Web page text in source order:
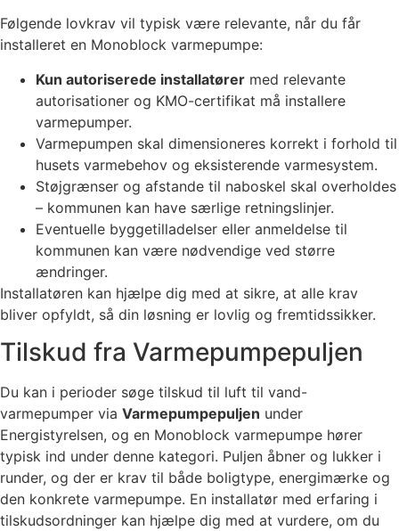
Følgende lovkrav vil typisk være relevante, når du får
installeret en Monoblock varmepumpe:
Kun autoriserede installatører med relevante
autorisationer og KMO-certifikat må installere
varmepumper.
Varmepumpen skal dimensioneres korrekt i forhold til
husets varmebehov og eksisterende varmesystem.
Støjgrænser og afstande til naboskel skal overholdes
– kommunen kan have særlige retningslinjer.
Eventuelle byggetilladelser eller anmeldelse til
kommunen kan være nødvendige ved større
ændringer.
Installatøren kan hjælpe dig med at sikre, at alle krav
bliver opfyldt, så din løsning er lovlig og fremtidssikker.
Tilskud fra Varmepumpepuljen
Du kan i perioder søge tilskud til luft til vand-
varmepumper via Varmepumpepuljen under
Energistyrelsen, og en Monoblock varmepumpe hører
typisk ind under denne kategori. Puljen åbner og lukker i
runder, og der er krav til både boligtype, energimærke og
den konkrete varmepumpe. En installatør med erfaring i
tilskudsordninger kan hjælpe dig med at vurdere, om du